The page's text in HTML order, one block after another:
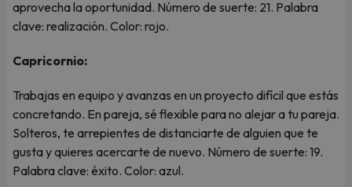
aprovecha la oportunidad. Número de suerte: 21. Palabra
clave: realización. Color: rojo.
Capricornio:
Trabajas en equipo y avanzas en un proyecto difícil que estás
concretando. En pareja, sé flexible para no alejar a tu pareja.
Solteros, te arrepientes de distanciarte de alguien que te
gusta y quieres acercarte de nuevo. Número de suerte: 19.
Palabra clave: éxito. Color: azul.